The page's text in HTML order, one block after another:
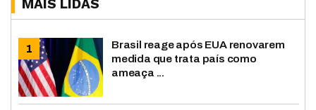
MAIS LIDAS
Brasil reage após EUA renovarem
medida que trata país como
ameaça ...